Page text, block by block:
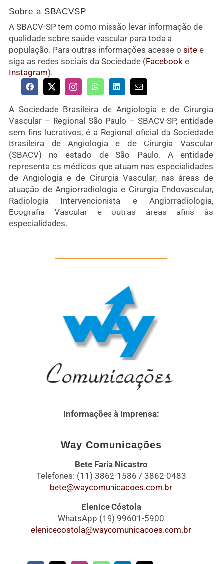
Sobre a SBACVSP
A SBACV-SP tem como missão levar informação de
qualidade sobre saúde vascular para toda a
população. Para outras informações acesse o sitee
siga as redes sociais da Sociedade (Facebooke
Instagram).
A Sociedade Brasileira de Angiologia e de Cirurgia
Vascular – Regional São Paulo – SBACV-SP, entidade
sem fins lucrativos, é a Regional oficial da Sociedade
Brasileira de Angiologia e de Cirurgia Vascular
(SBACV) no estado de São Paulo. A entidade
representa os médicos que atuam nas especialidades
de Angiologia e de Cirurgia Vascular, nas áreas de
atuação de Angiorradiologia e Cirurgia Endovascular,
Radiologia Intervencionista e Angiorradiologia,
Ecografia Vascular e outras áreas afins às
especialidades.
Informações à Imprensa:
Way Comunicações
Bete Faria Nicastro
Telefones: (11) 3862-1586 / 3862-0483
bete@waycomunicacoes.com.br
Elenice Cóstola
WhatsApp (19) 99601-5900
elenicecostola@waycomunicacoes.com.br